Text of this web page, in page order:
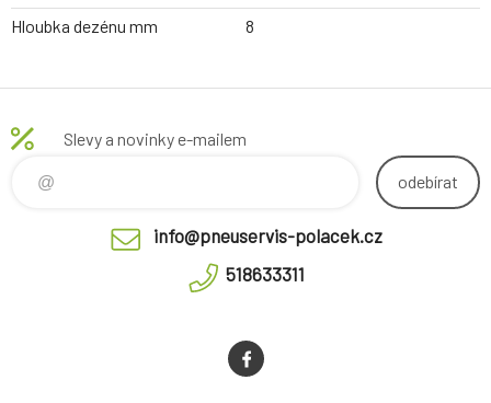
Hloubka dezénu mm
8
Slevy a novinky e-mailem
odebírat
info@pneuservis-polacek.cz
518633311